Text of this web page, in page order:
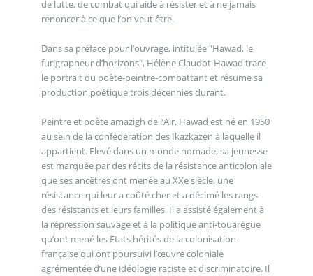
de lutte, de combat qui aide à résister et à ne jamais
renoncer à ce que l’on veut être.
Dans sa préface pour l’ouvrage, intitulée "Hawad, le
furigrapheur d’horizons", Hélène Claudot-Hawad trace
le portrait du poète-peintre-combattant et résume sa
production poétique trois décennies durant.
Peintre et poète amazigh de l’Aïr, Hawad est né en 1950
au sein de la confédération des Ikazkazen à laquelle il
appartient. Elevé dans un monde nomade, sa jeunesse
est marquée par des récits de la résistance anticoloniale
que ses ancêtres ont menée au XXe siècle, une
résistance qui leur a coûté cher et a décimé les rangs
des résistants et leurs familles. Il a assisté également à
la répression sauvage et à la politique anti-touarègue
qu’ont mené les Etats hérités de la colonisation
française qui ont poursuivi l’œuvre coloniale
agrémentée d’une idéologie raciste et discriminatoire. Il